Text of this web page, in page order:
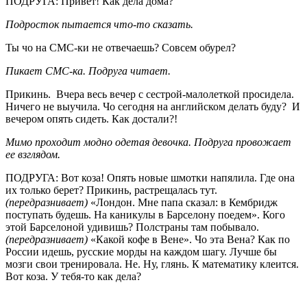
Подросток пытается что-то сказать.
Ты чо на СМС-ки не отвечаешь? Совсем обурел?
Пикает СМС-ка. Подруга читает.
Прикинь. Вчера весь вечер с сестрой-малолеткой просидела.
Ничего не выучила. Чо сегодня на английском делать буду? И
вечером опять сидеть. Как достали?!
Мимо проходит модно одетая девочка. Подруга провожает
ее взглядом.
ПОДРУГА: Вот коза! Опять новые шмотки напялила. Где она
их только берет? Прикинь, растрещалась тут.
(передразнивает) «Лондон. Мне папа сказал: в Кембридж
поступать будешь. На каникулы в Барселону поедем». Кого
этой Барселоной удивишь? Полстраны там побывало.
(передразнивает) «Какой кофе в Вене». Чо эта Вена? Как по
России идешь, русские морды на каждом шагу. Лучше бы
мозги свои тренировала. Не. Ну, глянь. К математику клеится.
Вот коза. У тебя-то как дела?